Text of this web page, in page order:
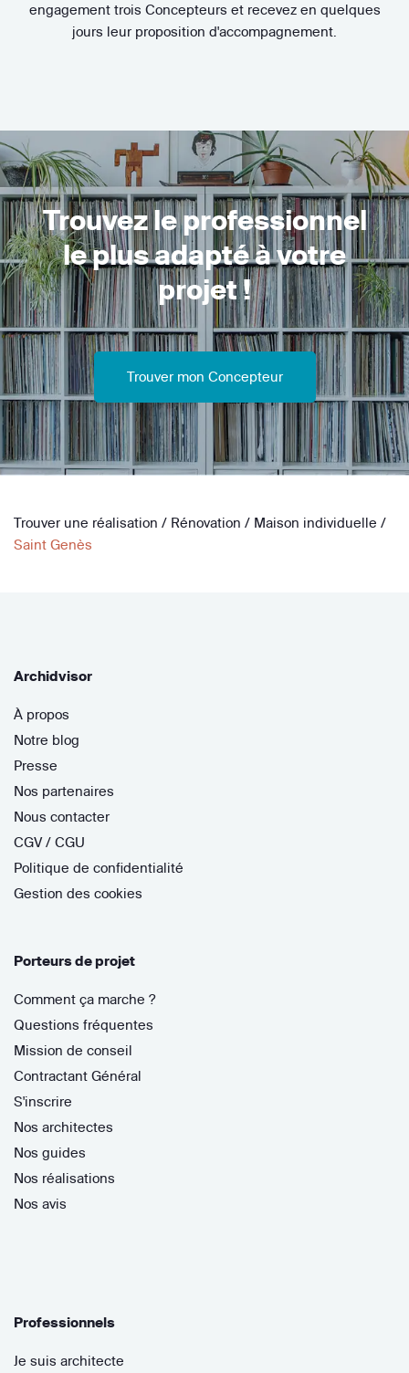
engagement trois Concepteurs et recevez en quelques
jours leur proposition d'accompagnement.
Trouvez le professionnel
le plus adapté à votre
projet !
Trouver mon Concepteur
Trouver une réalisation / Rénovation / Maison individuelle /
Saint Genès
Archidvisor
À propos
Notre blog
Presse
Nos partenaires
Nous contacter
CGV / CGU
Politique de confidentialité
Gestion des cookies
Porteurs de projet
Comment ça marche ?
Questions fréquentes
Mission de conseil
Contractant Général
S'inscrire
Nos architectes
Nos guides
Nos réalisations
Nos avis
Professionnels
Je suis architecte